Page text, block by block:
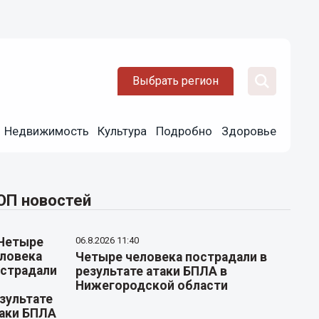
Выбрать регион
Недвижимость Культура Подробно Здоровье
новостей
06.8.2026 11:40
Четыре человека пострадали в
результате атаки БПЛА в
Нижегородской области